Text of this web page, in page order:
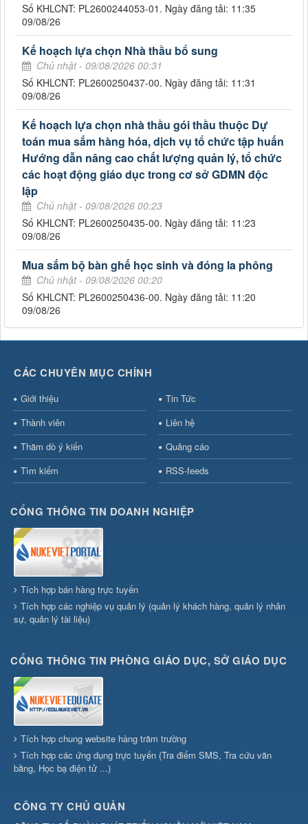
Số KHLCNT: PL2600244053-01. Ngày đăng tải: 11:35
09/08/26
Kế hoạch lựa chọn Nhà thầu bổ sung
Chủ nhật - 09/08/2026 00:31
Số KHLCNT: PL2600250437-00. Ngày đăng tải: 11:31
09/08/26
Kế hoạch lựa chọn nhà thầu gói thầu thuộc Dự
toán mua sắm hàng hóa, dịch vụ tổ chức tập huấn
Hướng dẫn nâng cao chất lượng quản lý, tổ chức
các hoạt động giáo dục trong cơ sở GDMN độc
lập
Chủ nhật - 09/08/2026 00:23
Số KHLCNT: PL2600250435-00. Ngày đăng tải: 11:23
09/08/26
Mua sắm bộ bàn ghế học sinh và đóng la phông
Chủ nhật - 09/08/2026 00:20
Số KHLCNT: PL2600250436-00. Ngày đăng tải: 11:20
09/08/26
CÁC CHUYÊN MỤC CHÍNH
Giới thiệu
Tin Tức
Thành viên
Liên hệ
Thăm dò ý kiến
Quảng cáo
Tìm kiếm
RSS-feeds
CỔNG THÔNG TIN DOANH NGHIỆP
Tích hợp bán hàng trực tuyến
Tích hợp các nghiệp vụ quản lý (quản lý khách hàng, quản lý nhân
sự, quản lý tài liệu)
CỔNG THÔNG TIN PHÒNG GIÁO DỤC, SỞ GIÁO DỤC
Tích hợp chung website hàng trăm trường
Tích hợp các ứng dụng trực tuyến (Tra điểm SMS, Tra cứu văn
bằng, Học bạ điện tử ...)
CÔNG TY CHỦ QUẢN